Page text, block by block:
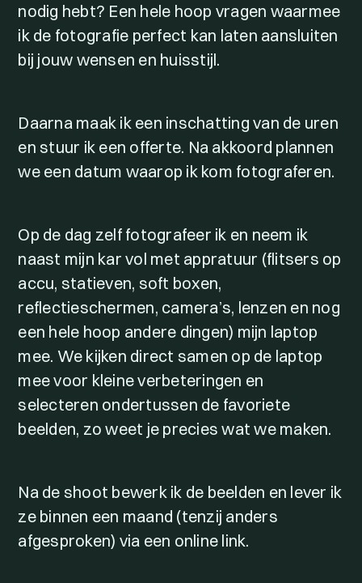
nodig hebt? Een hele hoop vragen waarmee
ik de fotografie perfect kan laten aansluiten
bij jouw wensen en huisstijl.
Daarna maak ik een inschatting van de uren
en stuur ik een offerte. Na akkoord plannen
we een datum waarop ik kom fotograferen.
Op de dag zelf fotografeer ik en neem ik
naast mijn kar vol met appratuur (flitsers op
accu, statieven, soft boxen,
reflectieschermen, camera’s, lenzen en nog
een hele hoop andere dingen) mijn laptop
mee. We kijken direct samen op de laptop
mee voor kleine verbeteringen en
selecteren ondertussen de favoriete
beelden, zo weet je precies wat we maken.
Na de shoot bewerk ik de beelden en lever ik
ze binnen een maand (tenzij anders
afgesproken) via een online link.